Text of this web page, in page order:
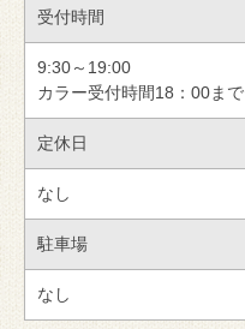
受付時間
9:30～19:00
カラー受付時間18：00まで
定休日
なし
駐車場
なし